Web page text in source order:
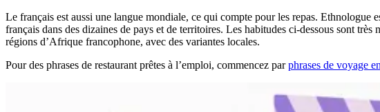
Le français est aussi une langue mondiale, ce qui compte pour les repas.
français dans des dizaines de pays et de territoires. Les habitudes ci-dessous sont
régions d’Afrique francophone, avec des variantes locales.
Pour des phrases de restaurant prêtes à l’emploi, commencez parphrases de voyage